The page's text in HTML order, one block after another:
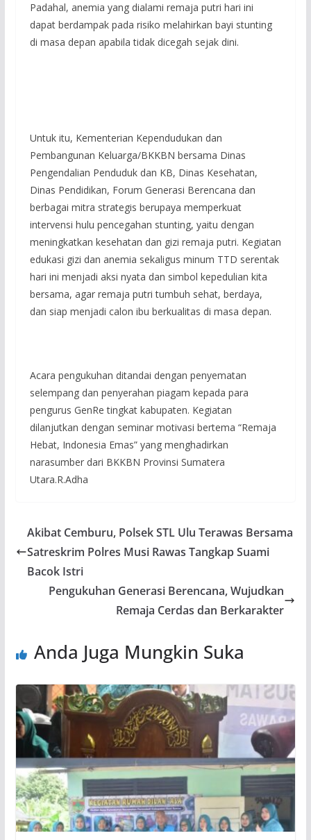
Padahal, anemia yang dialami remaja putri hari ini
dapat berdampak pada risiko melahirkan bayi stunting
di masa depan apabila tidak dicegah sejak dini.
Untuk itu, Kementerian Kependudukan dan
Pembangunan Keluarga/BKKBN bersama Dinas
Pengendalian Penduduk dan KB, Dinas Kesehatan,
Dinas Pendidikan, Forum Generasi Berencana dan
berbagai mitra strategis berupaya memperkuat
intervensi hulu pencegahan stunting, yaitu dengan
meningkatkan kesehatan dan gizi remaja putri. Kegiatan
edukasi gizi dan anemia sekaligus minum TTD serentak
hari ini menjadi aksi nyata dan simbol kepedulian kita
bersama, agar remaja putri tumbuh sehat, berdaya,
dan siap menjadi calon ibu berkualitas di masa depan.
Acara pengukuhan ditandai dengan penyematan
selempang dan penyerahan piagam kepada para
pengurus GenRe tingkat kabupaten. Kegiatan
dilanjutkan dengan seminar motivasi bertema “Remaja
Hebat, Indonesia Emas” yang menghadirkan
narasumber dari BKKBN Provinsi Sumatera
Utara.R.Adha
Akibat Cemburu, Polsek STL Ulu Terawas Bersama
Satreskrim Polres Musi Rawas Tangkap Suami
Bacok Istri
Pengukuhan Generasi Berencana, Wujudkan
Remaja Cerdas dan Berkarakter
Anda Juga Mungkin Suka